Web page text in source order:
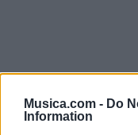
Musica.com - Do
Information
Puntuar 'Y que